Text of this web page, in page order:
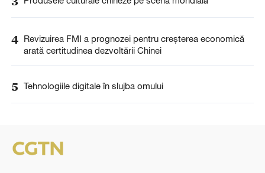
4 Revizuirea FMI a prognozei pentru creșterea economică
arată certitudinea dezvoltării Chinei
5 Tehnologiile digitale în slujba omului